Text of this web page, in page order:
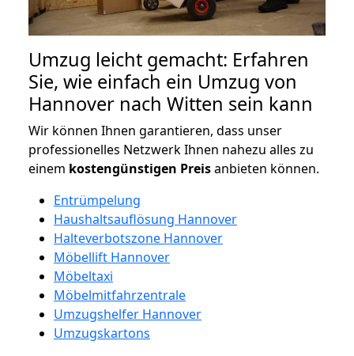
Umzug leicht gemacht: Erfahren
Sie, wie einfach ein Umzug von
Hannover nach Witten sein kann
Wir können Ihnen garantieren, dass unser
professionelles Netzwerk Ihnen nahezu alles zu
einem kostengünstigen Preisanbieten können.
Entrümpelung
Haushaltsauflösung Hannover
Halteverbotszone Hannover
Möbellift Hannover
Möbeltaxi
Möbelmitfahrzentrale
Umzugshelfer Hannover
Umzugskartons